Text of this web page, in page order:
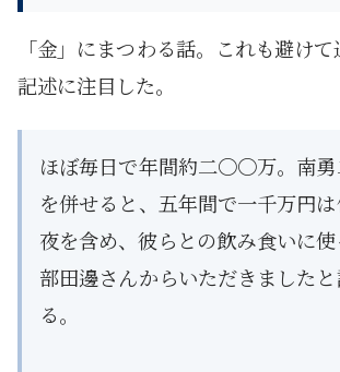
「金」にまつわる話。これも避け
記述に注目した。
ほぼ毎日で年間約二〇〇万。南
を併せると、五年間で一千万円は
夜を含め、彼らとの飲み食いに
部田邊さんからいただきました
る。